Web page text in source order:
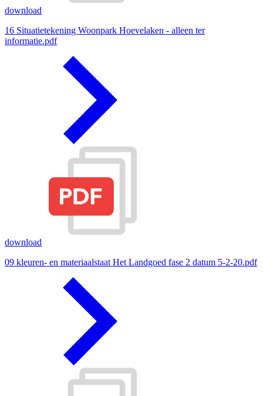
download
16 Situatietekening Woonpark Hoevelaken - alleen ter
informatie.pdf
download
09 kleuren- en materiaalstaat Het Landgoed fase 2 datum 5-2-20.pdf